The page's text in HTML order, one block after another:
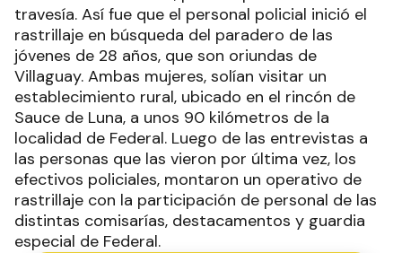
travesía. Así fue que el personal policial inició el
rastrillaje en búsqueda del paradero de las
jóvenes de 28 años, que son oriundas de
Villaguay. Ambas mujeres, solían visitar un
establecimiento rural, ubicado en el rincón de
Sauce de Luna, a unos 90 kilómetros de la
localidad de Federal. Luego de las entrevistas a
las personas que las vieron por última vez, los
efectivos policiales, montaron un operativo de
rastrillaje con la participación de personal de las
distintas comisarías, destacamentos y guardia
especial de Federal.